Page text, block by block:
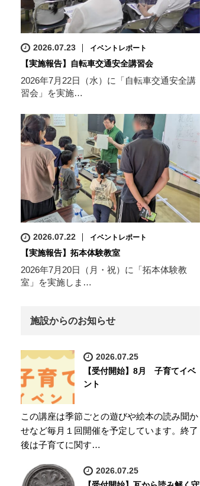
2026.07.23 イベントレポート
【実施報告】自転車交通安全講習会
2026年7月22日（水）に「自転車交通安全講
習会」を実施…
2026.07.22 イベントレポート
【実施報告】拓本体験教室
2026年7月20日（月・祝）に「拓本体験教
室」を実施しま…
施設からのお知らせ
2026.07.25
【受付開始】8月 子育てイベ
ント
この講座は季節ごとの遊びや絵本の読み聞か
せなど毎月１回開催を予定しています。終了
後は子育てに関す…
2026.07.25